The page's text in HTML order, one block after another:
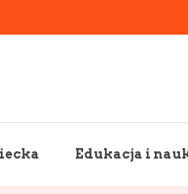
Edukacja i